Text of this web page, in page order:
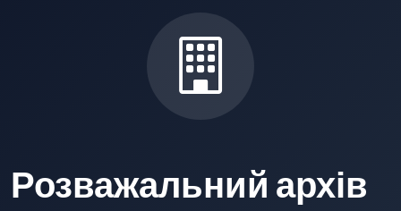
Розважальний архів